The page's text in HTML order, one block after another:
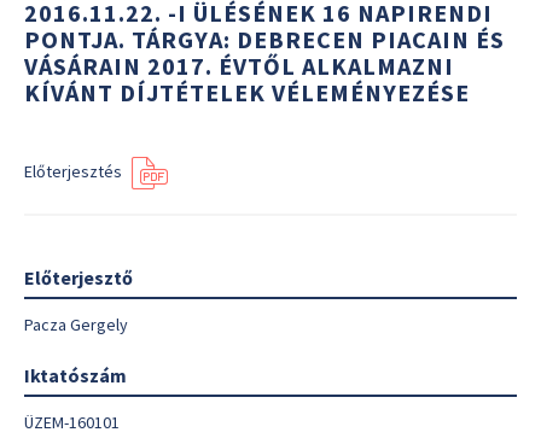
2016.11.22. -I ÜLÉSÉNEK 16 NAPIRENDI
PONTJA. TÁRGYA: DEBRECEN PIACAIN ÉS
VÁSÁRAIN 2017. ÉVTŐL ALKALMAZNI
KÍVÁNT DÍJTÉTELEK VÉLEMÉNYEZÉSE
Előterjesztés
Előterjesztő
Pacza Gergely
Iktatószám
ÜZEM-160101